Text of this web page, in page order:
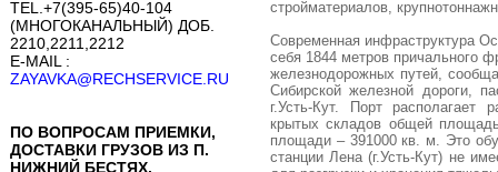
стройматериалов,
Современная инфраструктура
себя 1844 метров причального
железнодорожных путей,
Сибирской железной дороги,
г.Усть-Кут. Порт располагает
крытых складов общей
площади – 391000 кв. м. Это
станции Лена (г.Усть-Кут) не
TEL.+7(395-65)40-104
(МНОГОКАНАЛЬНЫЙ) ДОБ.
2210,2211,2212
E-MAIL :
ZAYAVKA@RECHSERVICE.RU
ПО ВОПРОСАМ ПРИЕМКИ,
ДОСТАВКИ ГРУЗОВ ИЗ П.
НИЖНИЙ БЕСТЯХ,